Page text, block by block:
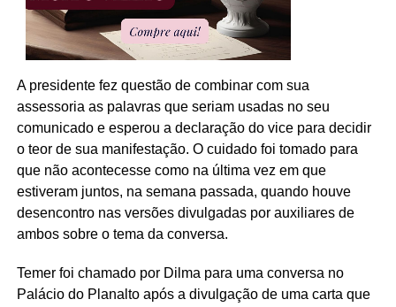
A presidente fez questão de combinar com sua
assessoria as palavras que seriam usadas no seu
comunicado e esperou a declaração do vice para decidir
o teor de sua manifestação. O cuidado foi tomado para
que não acontecesse como na última vez em que
estiveram juntos, na semana passada, quando houve
desencontro nas versões divulgadas por auxiliares de
ambos sobre o tema da conversa.
Temer foi chamado por Dilma para uma conversa no
Palácio do Planalto após a divulgação de uma carta que